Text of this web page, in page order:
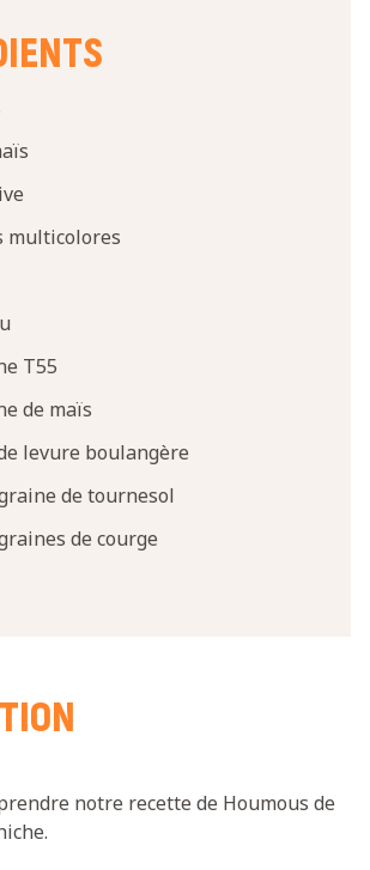
multicolores
T55
de maïs
levure boulangère
graine de tournesol
de courge
notre recette de Houmous de